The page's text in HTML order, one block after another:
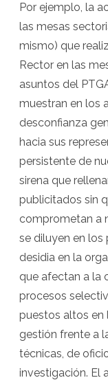
Por ejemplo, la
las mesas
mismo) que
Rector en las
asuntos del
muestran en los
desconfianza
hacia sus
persistente de
sirena que
publicitados sin
comprometan a
se diluyen en
desidia en la
que afectan a la
procesos
puestos altos en
gestión frente a
técnicas, de
investigación. El